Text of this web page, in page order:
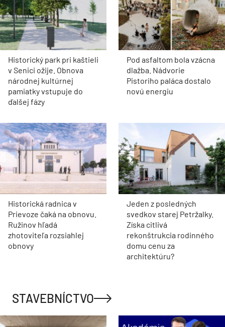
Historický park pri kaštieli
v Senici ožije. Obnova
národnej kultúrnej
pamiatky vstupuje do
ďalšej fázy
Pod asfaltom bola vzácna
dlažba. Nádvorie
Pistoriho paláca dostalo
novú energiu
Historická radnica v
Prievoze čaká na obnovu.
Ružinov hľadá
zhotoviteľa rozsiahlej
obnovy
Jeden z posledných
svedkov starej Petržalky.
Získa citlivá
rekonštrukcia rodinného
domu cenu za
architektúru?
STAVEBNÍCTVO